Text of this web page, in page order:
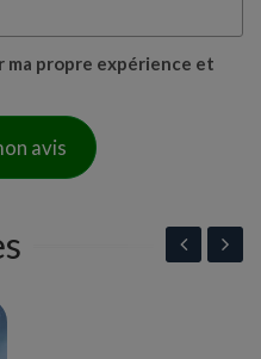
propre expérience et
avis